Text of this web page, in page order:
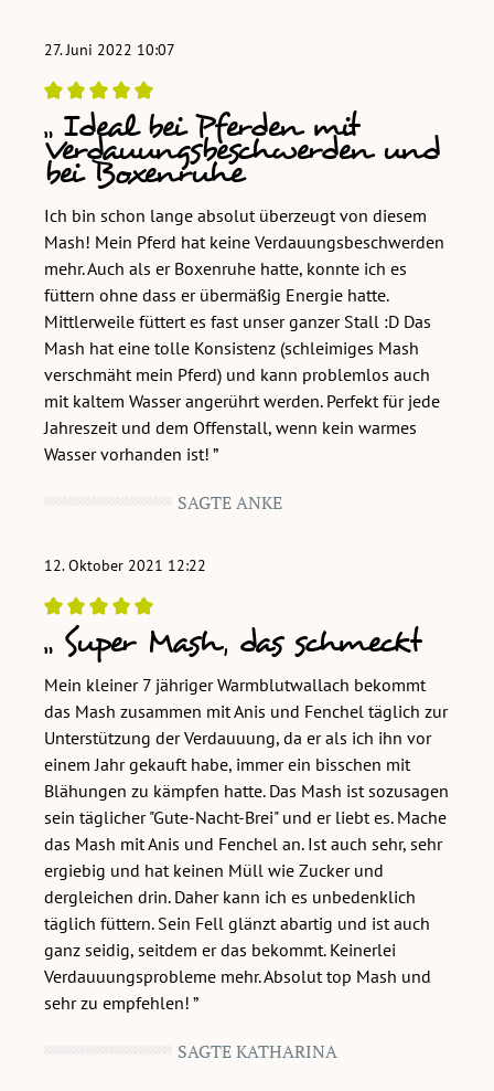
27. Juni 2022 10:07
Bewertung mit 5 von 5 Sternen
Ideal bei Pferden mit
Verdauungsbeschwerden und
bei Boxenruhe
Ich bin schon lange absolut überzeugt von diesem
Mash! Mein Pferd hat keine Verdauungsbeschwerden
mehr. Auch als er Boxenruhe hatte, konnte ich es
füttern ohne dass er übermäßig Energie hatte.
Mittlerweile füttert es fast unser ganzer Stall :D Das
Mash hat eine tolle Konsistenz (schleimiges Mash
verschmäht mein Pferd) und kann problemlos auch
mit kaltem Wasser angerührt werden. Perfekt für jede
Jahreszeit und dem Offenstall, wenn kein warmes
Wasser vorhanden ist!
SAGTE ANKE
12. Oktober 2021 12:22
Bewertung mit 5 von 5 Sternen
Super Mash, das schmeckt
Mein kleiner 7 jähriger Warmblutwallach bekommt
das Mash zusammen mit Anis und Fenchel täglich zur
Unterstützung der Verdauuung, da er als ich ihn vor
einem Jahr gekauft habe, immer ein bisschen mit
Blähungen zu kämpfen hatte. Das Mash ist sozusagen
sein täglicher "Gute-Nacht-Brei" und er liebt es. Mache
das Mash mit Anis und Fenchel an. Ist auch sehr, sehr
ergiebig und hat keinen Müll wie Zucker und
dergleichen drin. Daher kann ich es unbedenklich
täglich füttern. Sein Fell glänzt abartig und ist auch
ganz seidig, seitdem er das bekommt. Keinerlei
Verdauuungsprobleme mehr. Absolut top Mash und
sehr zu empfehlen!
SAGTE KATHARINA